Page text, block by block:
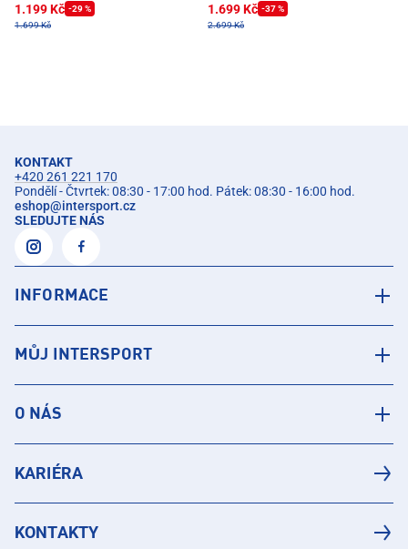
1.199 Kč -29 %
1.699 Kč
1.699 Kč -37 %
2.699 Kč
KONTAKT
+420 261 221 170
Pondělí - Čtvrtek: 08:30 - 17:00 hod. Pátek: 08:30 - 16:00 hod.
eshop@intersport.cz
SLEDUJTE NÁS
INFORMACE
MŮJ INTERSPORT
O NÁS
KARIÉRA
KONTAKTY